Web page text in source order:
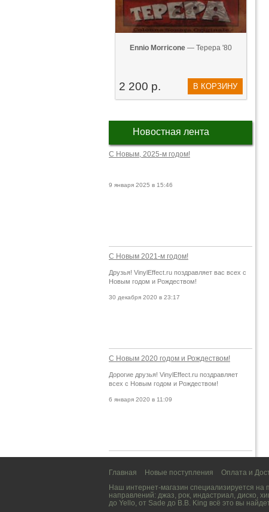
Ennio Morricone — Tepepa '80
2 200 р. В КОРЗИНУ
Новостная лента
С Новым, 2025-м годом!
9 января 2025 в 15:46
С Новым 2021-м годом!
Друзья! VinylEffect.ru поздравляет вас всех с
Новым годом и Рождеством!
30 декабря 2020 в 23:17
С Новым 2020 годом и Рождеством!
Дорогие друзья! VinylEffect.ru поздравляет
всех с Новым годом и Рождеством!
6 января 2020 в 11:09
Главная Новые поступления Оплата и
Наш интернет-магазин специализируется на
направлений: джаз, рок, индастриал, диско,
до Yello, от Sade до B.B. King всё это вы